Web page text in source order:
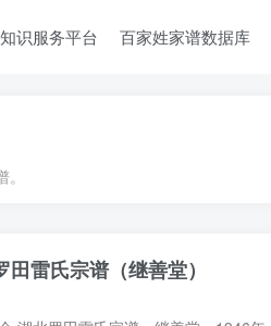
识服务平台 百家姓家谱数据库
田雷氏宗谱（继善堂）